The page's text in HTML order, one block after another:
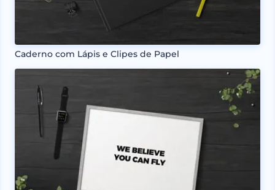
Caderno com Lápis e Clipes de Papel